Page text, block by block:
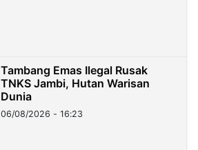
Tambang Emas Ilegal Rusak
TNKS Jambi, Hutan Warisan
Dunia
06/08/2026 - 16:23